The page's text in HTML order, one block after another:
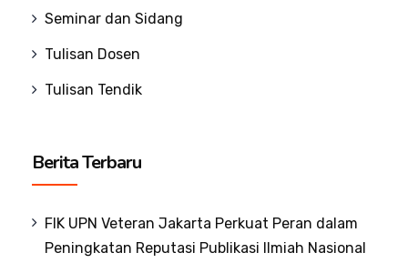
Seminar dan Sidang
Tulisan Dosen
Tulisan Tendik
Berita Terbaru
FIK UPN Veteran Jakarta Perkuat Peran dalam
Peningkatan Reputasi Publikasi Ilmiah Nasional